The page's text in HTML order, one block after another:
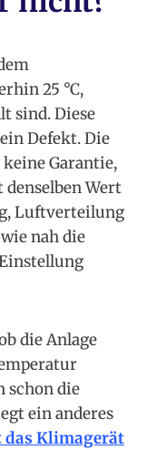
25 °C,
sind. Diese
Defekt. Die
Garantie,
Wert
Luftverteilung
nah die
die Anlage
schon die
ein anderes
Klimagerät